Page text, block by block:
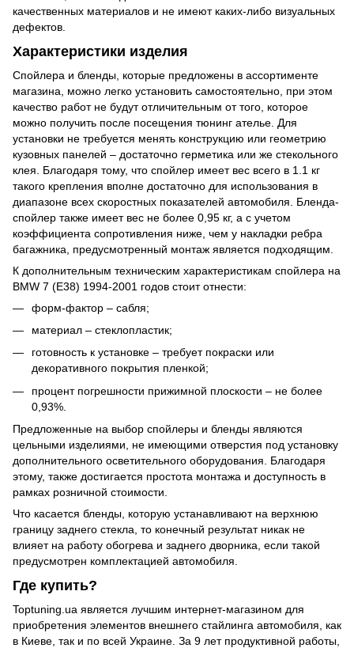
качественных материалов и не имеют каких-либо визуальных
дефектов.
Характеристики изделия
Спойлера и бленды, которые предложены в ассортименте
магазина, можно легко установить самостоятельно, при этом
качество работ не будут отличительным от того, которое
можно получить после посещения тюнинг ателье. Для
установки не требуется менять конструкцию или геометрию
кузовных панелей – достаточно герметика или же стекольного
клея. Благодаря тому, что спойлер имеет вес всего в 1.1 кг
такого крепления вполне достаточно для использования в
диапазоне всех скоростных показателей автомобиля. Бленда-
спойлер также имеет вес не более 0,95 кг, а с учетом
коэффициента сопротивления ниже, чем у накладки ребра
багажника, предусмотренный монтаж является подходящим.
К дополнительным техническим характеристикам спойлера на
BMW 7 (E38) 1994-2001 годов стоит отнести:
форм-фактор – сабля;
материал – стеклопластик;
готовность к установке – требует покраски или
декоративного покрытия пленкой;
процент погрешности прижимной плоскости – не более
0,93%.
Предложенные на выбор спойлеры и бленды являются
цельными изделиями, не имеющими отверстия под установку
дополнительного осветительного оборудования. Благодаря
этому, также достигается простота монтажа и доступность в
рамках розничной стоимости.
Что касается бленды, которую устанавливают на верхнюю
границу заднего стекла, то конечный результат никак не
влияет на работу обогрева и заднего дворника, если такой
предусмотрен комплектацией автомобиля.
Где купить?
Toptuning.ua является лучшим интернет-магазином для
приобретения элементов внешнего стайлинга автомобиля, как
в Киеве, так и по всей Украине. За 9 лет продуктивной работы,